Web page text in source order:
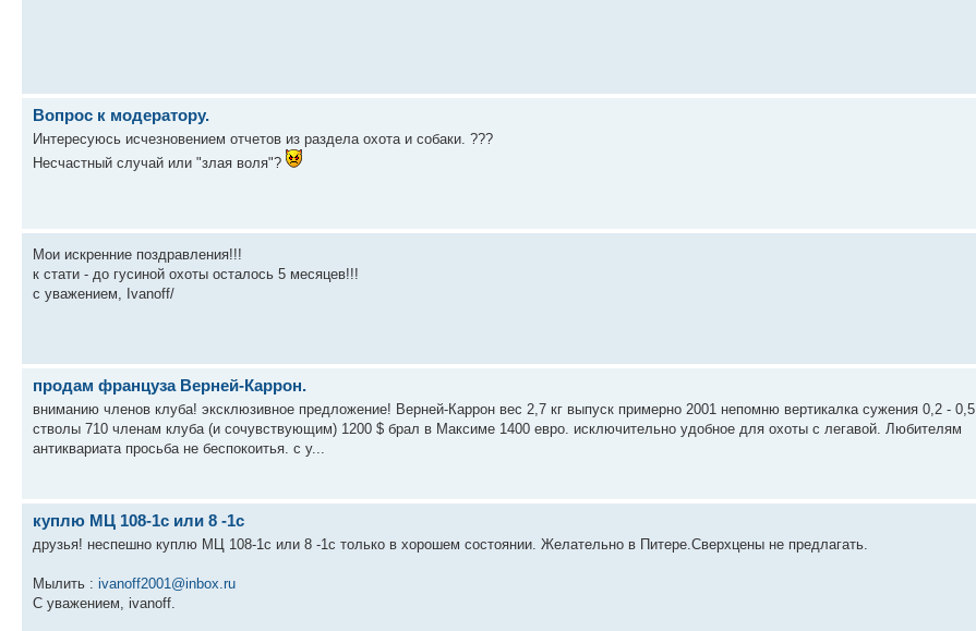
Вопрос к модератору.
Интересуюсь исчезновением отчетов из раздела охота и собаки. ???
Несчастный случай или "злая воля"?
Moи искренние поздравления!!!
к стати - до гусиной охоты осталось 5 месяцев!!!
с уважением, Ivanoff/
продам француза Верней-Каррон.
вниманию членов клуба! эксклюзивное предложение! Верней-Каррон вес 2,7 кг выпуск примерно 2001 непомню вертикалка сужения 0,2 - 0,5
стволы 710 членам клуба (и сочувствующим) 1200 $ брал в Максиме 1400 евро. исключительно удобное для охоты с легавой. Любителям
антиквариата просьба не беспокоитья. с у...
куплю МЦ 108-1с или 8 -1с
друзья! неспешно куплю МЦ 108-1с или 8 -1с только в хорошем состоянии. Желательно в Питере.Сверхцены не предлагать.
Мылить : ivanoff2001@inbox.ru
C уважением, ivanoff.